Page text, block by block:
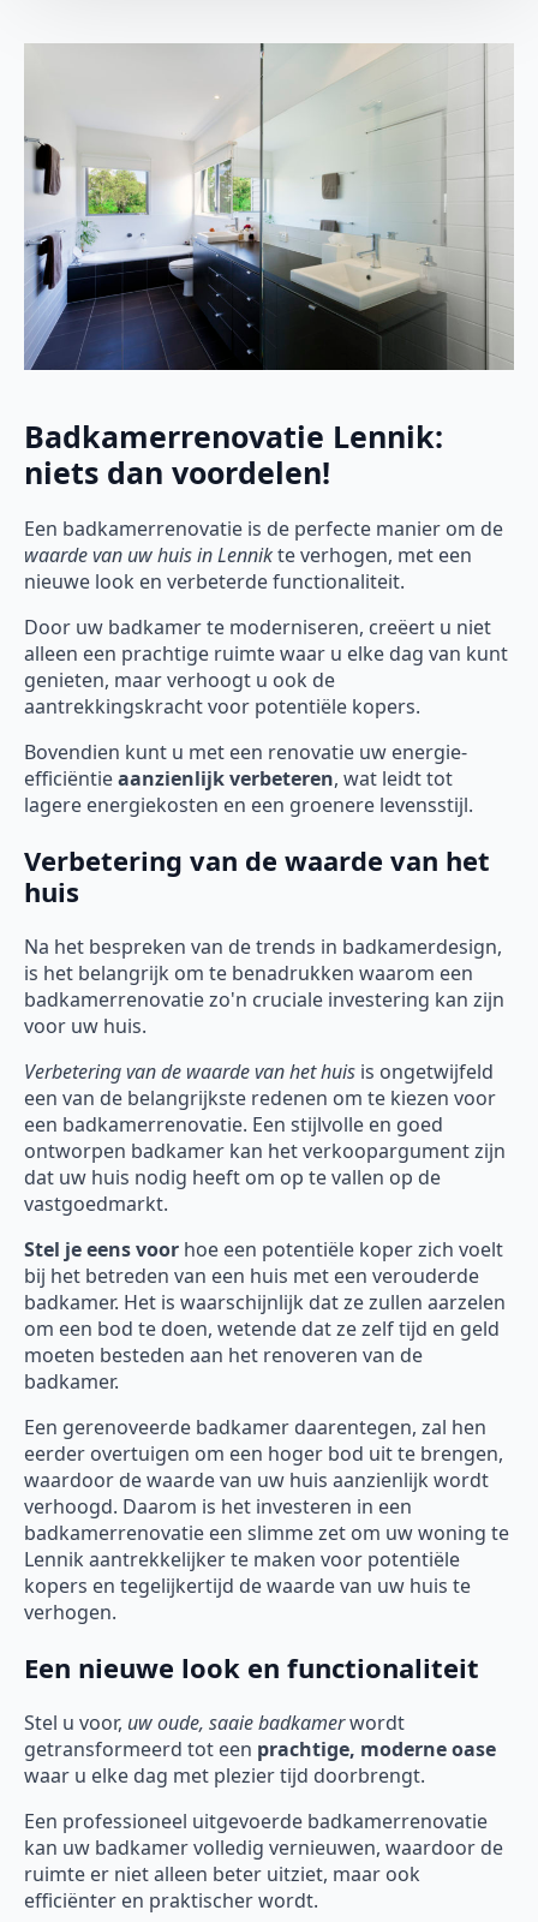
Badkamerrenovatie Lennik:
niets dan voordelen!
Een badkamerrenovatie is de perfecte manier om de
waarde van uw huis in Lennikte verhogen, met een
nieuwe look en verbeterde functionaliteit.
Door uw badkamer te moderniseren, creëert u niet
alleen een prachtige ruimte waar u elke dag van kunt
genieten, maar verhoogt u ook de
aantrekkingskracht voor potentiële kopers.
Bovendien kunt u met een renovatie uw energie-
efficiëntieaanzienlijk verbeteren, wat leidt tot
lagere energiekosten en een groenere levensstijl.
Verbetering van de waarde van het
huis
Na het bespreken van de trends in badkamerdesign,
is het belangrijk om te benadrukken waarom een
badkamerrenovatie zo'n cruciale investering kan zijn
voor uw huis.
Verbetering van de waarde van het huis is ongetwijfeld
een van de belangrijkste redenen om te kiezen voor
een badkamerrenovatie. Een stijlvolle en goed
ontworpen badkamer kan het verkoopargument zijn
dat uw huis nodig heeft om op te vallen op de
vastgoedmarkt.
Stel je eens voor hoe een potentiële koper zich voelt
bij het betreden van een huis met een verouderde
badkamer. Het is waarschijnlijk dat ze zullen aarzelen
om een bod te doen, wetende dat ze zelf tijd en geld
moeten besteden aan het renoveren van de
badkamer.
Een gerenoveerde badkamer daarentegen, zal hen
eerder overtuigen om een hoger bod uit te brengen,
waardoor de waarde van uw huis aanzienlijk wordt
verhoogd. Daarom is het investeren in een
badkamerrenovatie een slimme zet om uw woning te
Lennik aantrekkelijker te maken voor potentiële
kopers en tegelijkertijd de waarde van uw huis te
verhogen.
Een nieuwe look en functionaliteit
Stel u voor, uw oude, saaie badkamerwordt
getransformeerd tot een prachtige, moderne oase
waar u elke dag met plezier tijd doorbrengt.
Een professioneel uitgevoerde badkamerrenovatie
kan uw badkamer volledig vernieuwen, waardoor de
ruimte er niet alleen beter uitziet, maar ook
efficiënter en praktischer wordt.